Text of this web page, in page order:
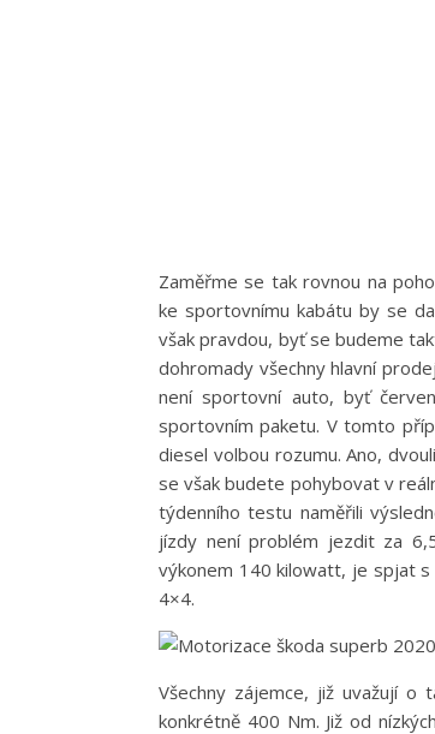
Zaměřme se tak rovnou na
ke sportovnímu kabátu by se
však pravdou, byť se budeme
dohromady všechny hlavní
není sportovní auto, byť
sportovním paketu. V tomto
diesel volbou rozumu. Ano,
se však budete pohybovat v
týdenního testu naměřili
jízdy není problém jezdit za
výkonem 140 kilowatt, je spjat s
4×4.
Všechny zájemce, již uvažují o
konkrétně 400 Nm. Již od